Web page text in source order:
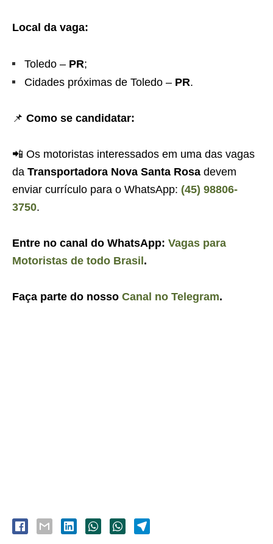
Local da vaga:
Toledo – PR;
Cidades próximas de Toledo – PR.
📌 Como se candidatar:
📲 Os motoristas interessados em uma das vagas
da Transportadora Nova Santa Rosa devem
enviar currículo para o WhatsApp: (45) 98806-
3750.
Entre no canal do WhatsApp: Vagas para
Motoristas de todo Brasil.
Faça parte do nosso Canal no Telegram.